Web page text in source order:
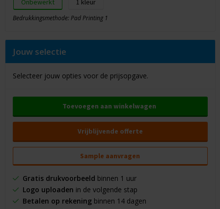
Onbewerkt 1
Bedrukkingsmethode: Pad Printing 1
Jouw selectie
Selecteer jouw opties voor de prijsopgave.
Toevoegen aan winkelwagen
Vrijblijvende offerte
Sample aanvragen
Gratis drukvoorbeeld binnen 1 uur
Logo uploaden in de volgende stap
Betalen op rekeningbinnen 14 dagen